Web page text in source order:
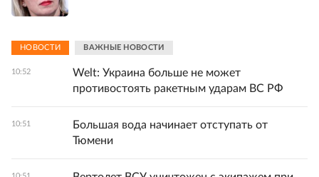
НОВОСТИ ВАЖНЫЕ НОВОСТИ
10:52
Welt: Украина больше не может
противостоять ракетным ударам ВС РФ
10:51
Большая вода начинает отступать от
Тюмени